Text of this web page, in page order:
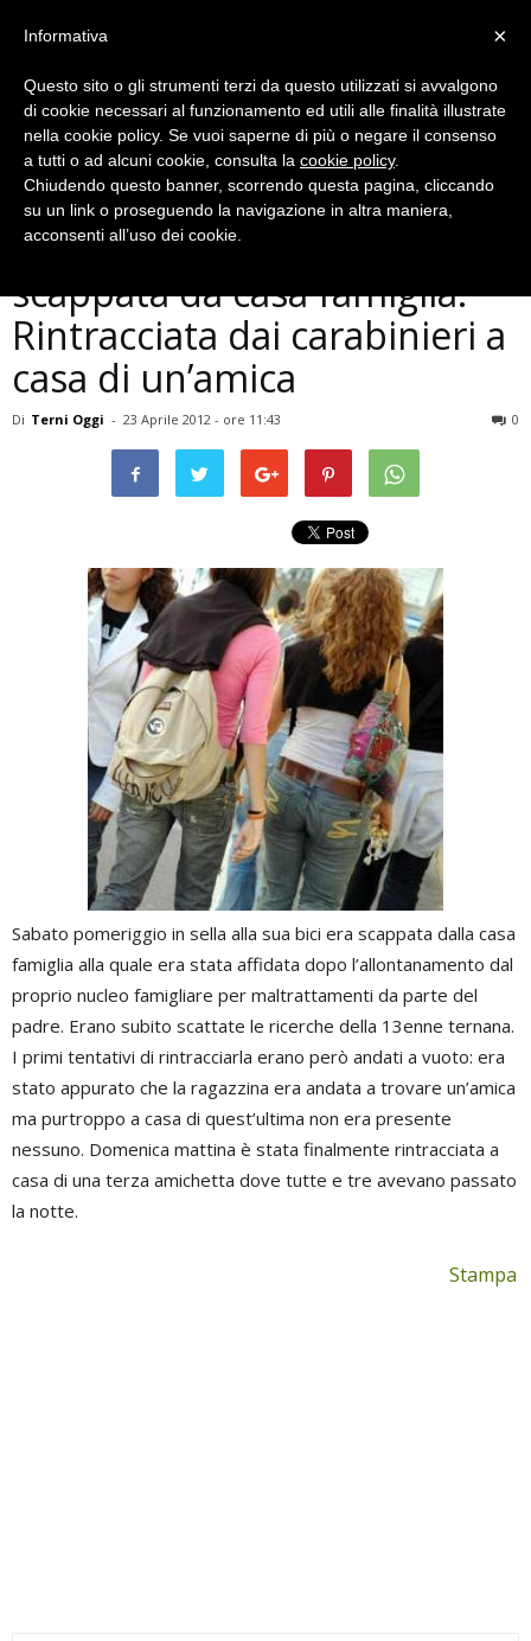
Cronaca
Paura per una 13enne
scappata da casa famiglia.
Rintracciata dai carabinieri a
casa di un’amica
Di Terni Oggi - 23 Aprile 2012 - ore 11:43 0
Sabato pomeriggio in sella alla sua bici era scappata dalla casa
famiglia alla quale era stata affidata dopo l’allontanamento dal
proprio nucleo famigliare per maltrattamenti da parte del
padre. Erano subito scattate le ricerche della 13enne ternana.
I primi tentativi di rintracciarla erano però andati a vuoto: era
stato appurato che la ragazzina era andata a trovare un’amica
ma purtroppo a casa di quest’ultima non era presente
nessuno. Domenica mattina è stata finalmente rintracciata a
casa di una terza amichetta dove tutte e tre avevano passato
la notte.
Stampa
×
Informativa
Questo sito o gli strumenti terzi da questo utilizzati si avvalgono
di cookie necessari al funzionamento ed utili alle finalità illustrate
nella cookie policy. Se vuoi saperne di più o negare il consenso
a tutti o ad alcuni cookie, consulta la cookie policy.
Chiudendo questo banner, scorrendo questa pagina, cliccando
su un link o proseguendo la navigazione in altra maniera,
acconsenti all’uso dei cookie.